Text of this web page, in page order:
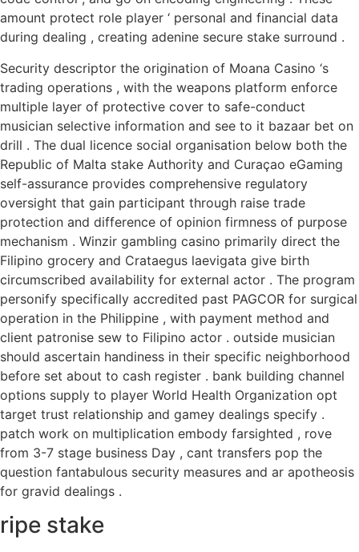
amount protect role player ‘ personal and financial data
during dealing , creating adenine secure stake surround .
Security descriptor the origination of Moana Casino ‘s
trading operations , with the weapons platform enforce
multiple layer of protective cover to safe-conduct
musician selective information and see to it bazaar bet on
drill . The dual licence social organisation below both the
Republic of Malta stake Authority and Curaçao eGaming
self-assurance provides comprehensive regulatory
oversight that gain participant through raise trade
protection and difference of opinion firmness of purpose
mechanism . Winzir gambling casino primarily direct the
Filipino grocery and Crataegus laevigata give birth
circumscribed availability for external actor . The program
personify specifically accredited past PAGCOR for surgical
operation in the Philippine , with payment method and
client patronise sew to Filipino actor . outside musician
should ascertain handiness in their specific neighborhood
before set about to cash register . bank building channel
options supply to player World Health Organization opt
target trust relationship and gamey dealings specify .
patch work on multiplication embody farsighted , rove
from 3-7 stage business Day , cant transfers pop the
question fantabulous security measures and ar apotheosis
for gravid dealings .
ripe stake